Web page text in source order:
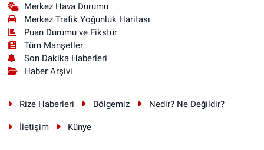
Merkez Hava Durumu
Merkez Trafik Yoğunluk Haritası
Puan Durumu ve Fikstür
Tüm Manşetler
Son Dakika Haberleri
Haber Arşivi
Rize Haberleri Bölgemiz Nedir? Ne Değildir?
İletişim Künye